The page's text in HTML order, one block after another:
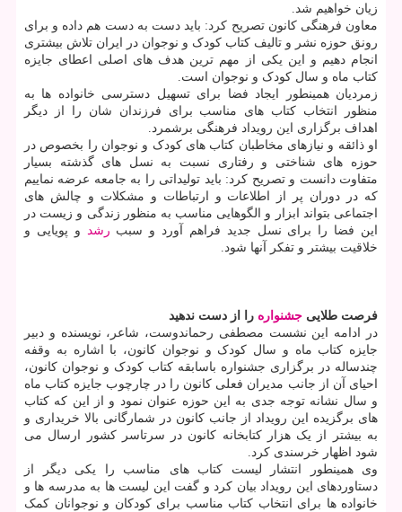
زیان خواهیم شد.
معاون فرهنگی کانون تصریح کرد: باید دست به دست هم داده و برای
رونق حوزه نشر و تالیف کتاب کودک و نوجوان در ایران تلاش بیشتری
انجام دهیم و این یکی از مهم ترین هدف های اصلی اعطای جایزه
کتاب ماه و سال کودک و نوجوان است.
زمردیان همینطور ایجاد فضا برای تسهیل دسترسی خانواده ها به
منظور انتخاب کتاب های مناسب برای فرزندان شان را از دیگر
اهداف برگزاری این رویداد فرهنگی برشمرد.
او ذائقه و نیازهای مخاطبان کتاب های کودک و نوجوان را بخصوص در
حوزه های شناختی و رفتاری نسبت به نسل های گذشته بسیار
متفاوت دانست و تصریح کرد: باید تولیداتی را به جامعه عرضه نماییم
که در دوران پر از اطلاعات و ارتباطات و مشکلات و چالش های
اجتماعی بتواند ابزار و الگوهایی مناسب به منظور زندگی و زیست در
این فضا را برای نسل جدید فراهم آورد و سبب رشد و پویایی و
خلاقیت بیشتر و تفکر آنها شود.
فرصت طلایی جشنواره را از دست ندهید
در ادامه این نشست مصطفی رحماندوست، شاعر، نویسنده و دبیر
جایزه کتاب ماه و سال کودک و نوجوان کانون، با اشاره به وقفه
چندساله در برگزاری جشنواره باسابقه کتاب کودک و نوجوان کانون،
احیای آن از جانب مدیران فعلی کانون را در چارچوب جایزه کتاب ماه
و سال نشانه توجه جدی به این حوزه عنوان نمود و از این که کتاب
های برگزیده این رویداد از جانب کانون در شمارگانی بالا خریداری و
به بیشتر از یک هزار کتابخانه کانون در سرتاسر کشور ارسال می
شود اظهار خرسندی کرد.
وی همینطور انتشار لیست کتاب های مناسب را یکی دیگر از
دستاوردهای این رویداد بیان کرد و گفت این لیست ها به مدرسه ها و
خانواده ها برای انتخاب کتاب مناسب برای کودکان و نوجوانان کمک